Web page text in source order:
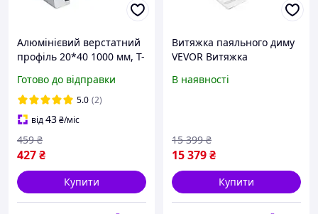
Алюмінієвий верстатний
профіль 20*40 1000 мм, T-
Готово до відправки
5.0 (2)
від43₴/міс
427₴
459 ₴
Купити
Витяжка паяльного диму
VEVOR Витяжка
Вт 240 м³/год Міні-
В наявності
15 379₴
15 399 ₴
Купити